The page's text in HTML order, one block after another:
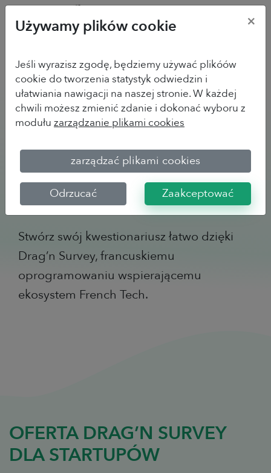
Drag'n Survey dla
startupów
, zebrać opinie na temat swojego
MVP (minimalnie żywotnego produktu)
mierzyć satysfakcję klientów?
Stwórz swój kwestionariusz łatwo dzięki
Drag’n Survey, francuskiemu
oprogramowaniu wspierającemu
ekosystem French Tech.
OFERTA DRAG’N SURVEY
DLA STARTUPÓW
Używamy plików cookie ×
Jeśli wyrazisz zgodę, będziemy używać plikóów
cookie do tworzenia statystyk odwiedzin i
ułatwiania nawigacji na naszej stronie. W każdej
chwili możesz zmienić zdanie i dokonać wyboru z
modułu zarządzanie plikami cookies
zarządzać plikami cookies
Odrzucać Zaakceptować